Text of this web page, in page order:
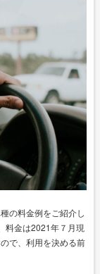
の料金例をご紹介し
料金は2021年７月現
で、利用を決める前